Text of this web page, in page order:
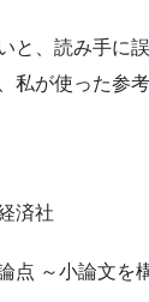
、読み手に
が使った参
済社
点 ～小論文